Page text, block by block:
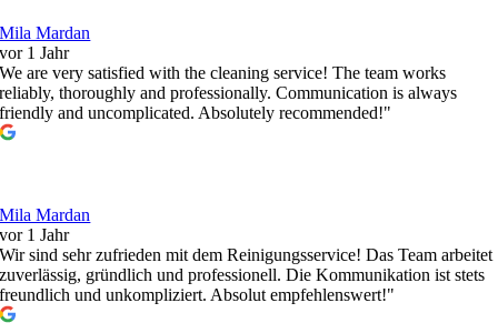
Mila Mardan
vor 1 Jahr
We are very satisfied with the cleaning service! The team works
reliably, thoroughly and professionally. Communication is always
friendly and uncomplicated. Absolutely recommended!"
Mila Mardan
vor 1 Jahr
Wir sind sehr zufrieden mit dem Reinigungsservice! Das Team arbeitet
zuverlässig, gründlich und professionell. Die Kommunikation ist stets
freundlich und unkompliziert. Absolut empfehlenswert!"